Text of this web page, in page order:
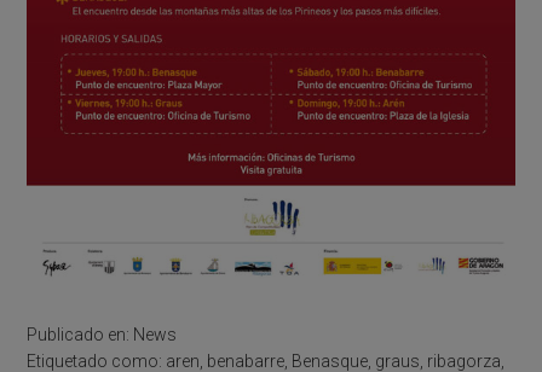
Publicado en: News
Etiquetado como: aren benabarre Benasque graus ribagorza